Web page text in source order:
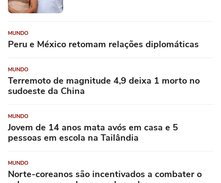
MUNDO
Peru e México retomam relações diplomáticas
MUNDO
Terremoto de magnitude 4,9 deixa 1 morto no
sudoeste da China
MUNDO
Jovem de 14 anos mata avós em casa e 5
pessoas em escola na Tailândia
MUNDO
Norte-coreanos são incentivados a combater o